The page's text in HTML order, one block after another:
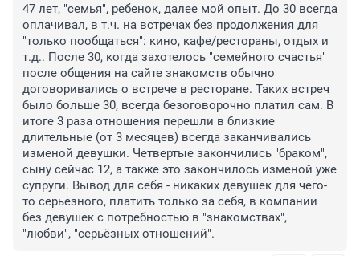
47 лет, "семья", ребенок, далее мой опыт. До 30 всегда
оплачивал, в т.ч. на встречах без продолжения для
"только пообщаться": кино, кафе/рестораны, отдых и
т.д.. После 30, когда захотелось "семейного счастья"
после общения на сайте знакомств обычно
договоривались о встрече в ресторане. Таких встреч
было больше 30, всегда безоговорочно платил сам. В
итоге 3 раза отношения перешли в близкие
длительные (от 3 месяцев) всегда заканчивались
изменой девушки. Четвертые закончились "браком",
сыну сейчас 12, а также это закончилось изменой уже
супруги. Вывод для себя - никаких девушек для чего-
то серьезного, платить только за себя, в компании
без девушек с потребностью в "знакомствах",
"любви", "серьёзных отношений".